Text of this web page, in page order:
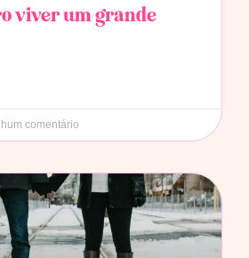
viver um grande
comentário